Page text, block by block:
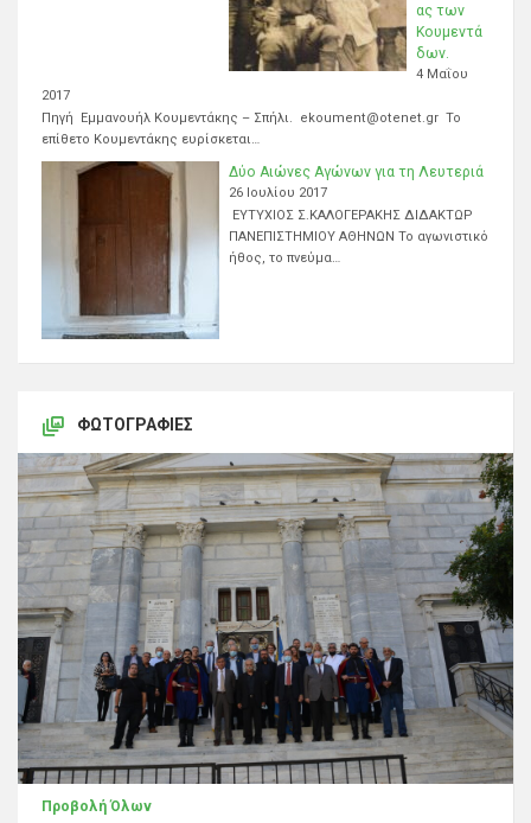
ας των
Κουμεντά
δων.
4 Μαΐου
2017
Πηγή Εμμανουήλ Κουμεντάκης – Σπήλι. ekoument@otenet.gr Το
επίθετο Κουμεντάκης ευρίσκεται…
Δύο Αιώνες Αγώνων για τη Λευτεριά
26 Ιουλίου 2017
ΕΥΤΥΧΙΟΣ Σ.ΚΑΛΟΓΕΡΑΚΗΣ ΔΙΔΑΚΤΩΡ
ΠΑΝΕΠΙΣΤΗΜΙΟΥ ΑΘΗΝΩΝ Το αγωνιστικό
ήθος, το πνεύμα…
ΦΩΤΟΓΡΑΦΊΕΣ
Προβολή Όλων